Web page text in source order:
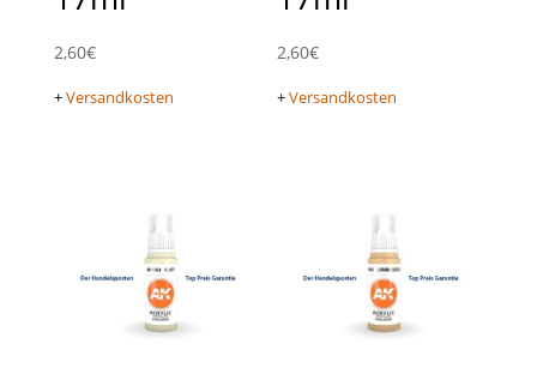
2,60€
+Versandkosten
2,60€
+Versandkosten